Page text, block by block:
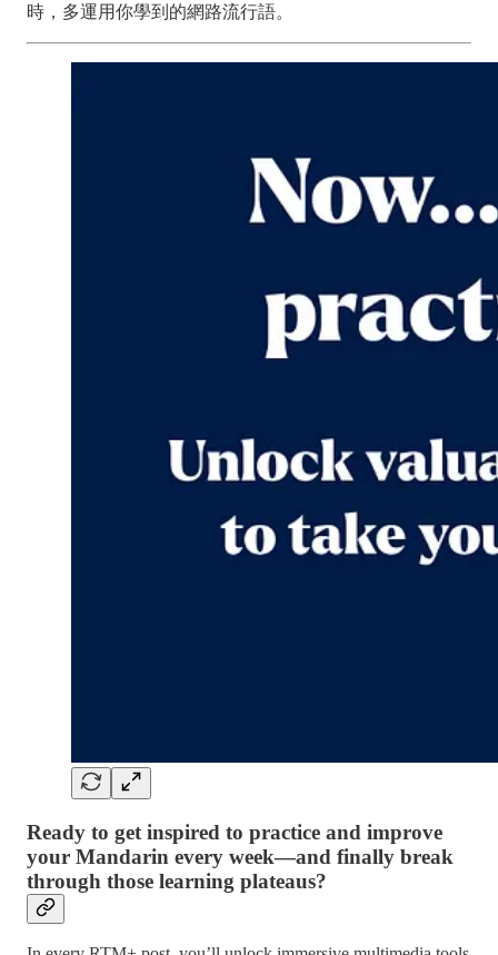
時，多運用你學到的網路流行語。
Ready to get inspired to practice and improve
your Mandarin every week—and finally break
through those learning plateaus?